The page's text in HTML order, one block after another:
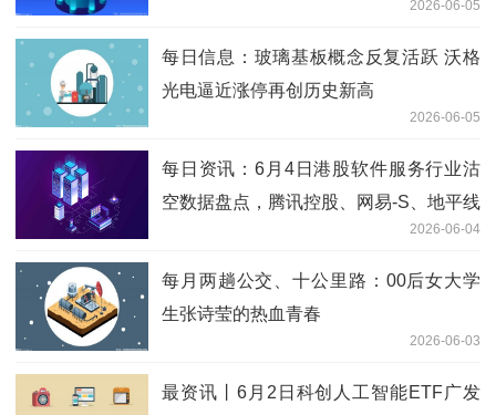
2026-06-05
每日信息：玻璃基板概念反复活跃 沃格
光电逼近涨停再创历史新高
2026-06-05
每日资讯：6月4日港股软件服务行业沽
空数据盘点，腾讯控股、网易-S、地平线
机器人-W沽空金额位居行业前三2026-06-04
每月两趟公交、十公里路：00后女大学
生张诗莹的热血青春
2026-06-03
最资讯丨6月2日科创人工智能ETF广发